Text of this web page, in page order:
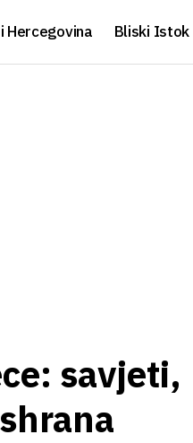
Hercegovina Bliski Istok
savjeti,